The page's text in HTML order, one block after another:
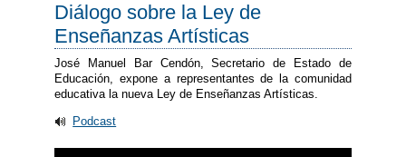
Diálogo sobre la Ley de
Enseñanzas Artísticas
José Manuel Bar Cendón, Secretario de Estado de
Educación, expone a representantes de la comunidad
educativa la nueva Ley de Enseñanzas Artísticas.
Podcast